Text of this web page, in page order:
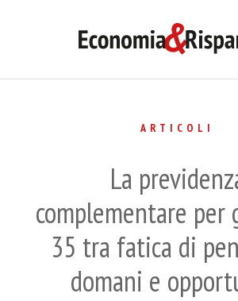
ARTICOLI
La
complementare per
35 tra fatica di
domani e